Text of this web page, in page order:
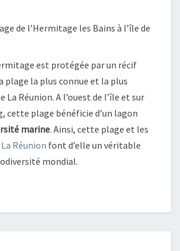
de l’Hermitage les Bains à l’île de
est protégée par un récif
plage la plus connue et la plus
La Réunion. A l’ouest de l’île et sur
cette plage bénéficie d’un lagon
marine. Ainsi, cette plage et les
La Réunion font d’elle un véritable
mondial.